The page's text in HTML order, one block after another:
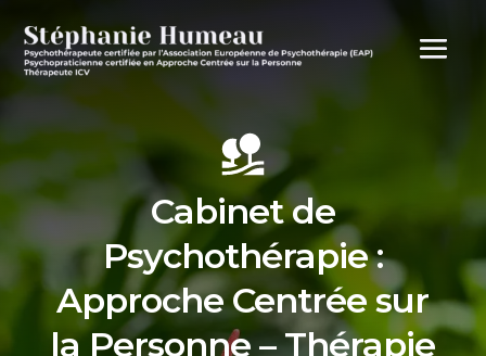
Cabinet de
Psychothérapie :
Approche Centrée sur
la Personne – Thérapie